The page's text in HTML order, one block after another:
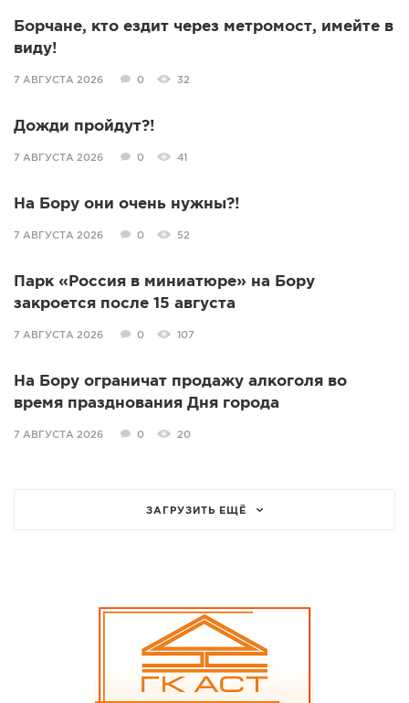
Борчане, кто ездит через метромост, имейте в
виду!
7 АВГУСТА 2026 0 32
Дожди пройдут?!
7 АВГУСТА 2026 0 41
На Бору они очень нужны?!
7 АВГУСТА 2026 0 52
Парк «Россия в миниатюре» на Бору
закроется после 15 августа
7 АВГУСТА 2026 0 107
На Бору ограничат продажу алкоголя во
время празднования Дня города
7 АВГУСТА 2026 0 20
ЗАГРУЗИТЬ ЕЩЁ